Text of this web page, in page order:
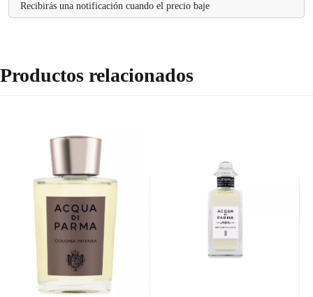
Recibirás una notificación cuando el precio baje
Productos relacionados